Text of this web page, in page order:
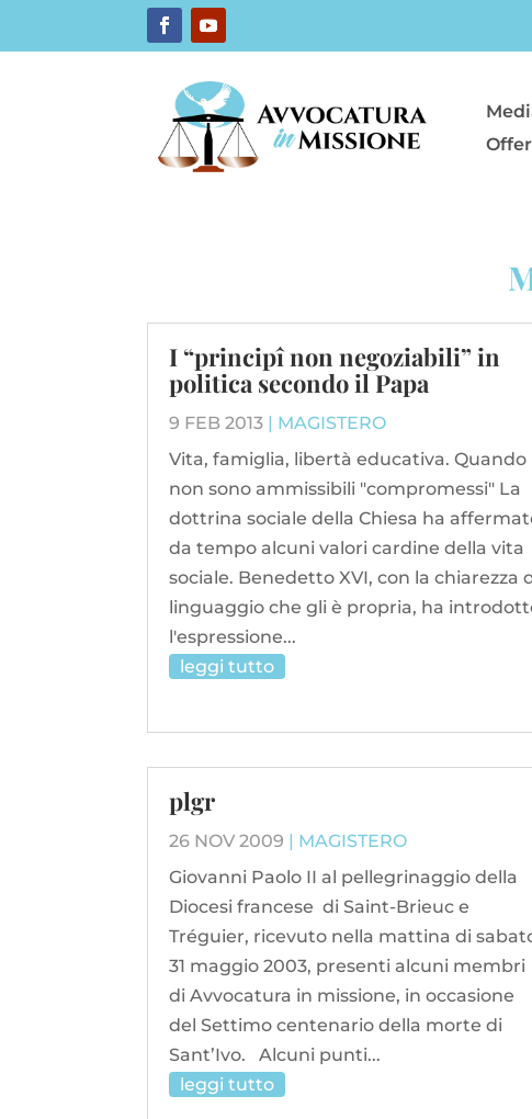
I “principî non negoziabili” in
politica secondo il Papa
9 FEB 2013 | MAGISTERO
Vita, famiglia, libertà educativa. Quando
non sono ammissibili "compromessi" La
dottrina sociale della Chiesa ha
da tempo alcuni valori cardine della vita
sociale. Benedetto XVI, con la chiarezza
linguaggio che gli è propria, ha
l'espressione...
leggi tutto
plgr
26 NOV 2009 | MAGISTERO
Giovanni Paolo II al pellegrinaggio della
Diocesi francese di Saint-Brieuc e
Tréguier, ricevuto nella mattina di
31 maggio 2003, presenti alcuni membri
di Avvocatura in missione, in occasione
del Settimo centenario della morte di
Sant’Ivo. Alcuni punti...
leggi tutto